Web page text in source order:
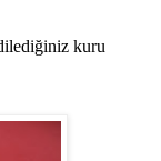
kuru